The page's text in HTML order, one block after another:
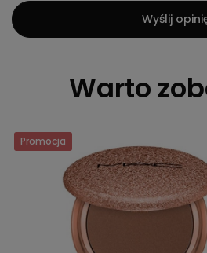
Wyślij
Warto
Promocja